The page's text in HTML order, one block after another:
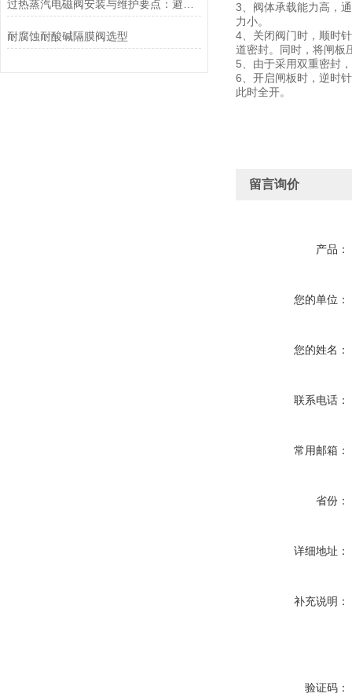
耐腐蚀耐酸碱隔膜阀选型
3、阀体承载能力高，
力小。
4、关闭阀门时，顺时
道密封。同时，将闸
5、由于采用双重密封
6、开启闸板时，逆时
此时全开。
留言询价
产品：
您的单位：
您的姓名：
联系电话：
常用邮箱：
省份：
详细地址：
补充说明：
验证码：